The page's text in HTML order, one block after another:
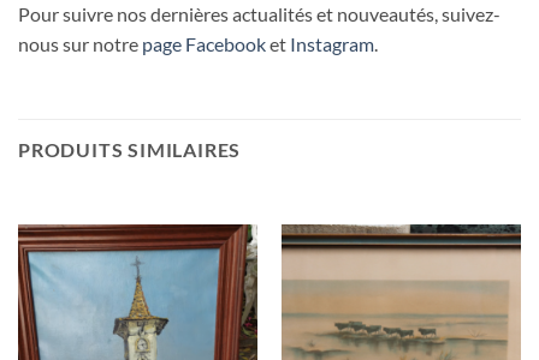
Pour suivre nos dernières actualités et nouveautés, suivez-
nous sur notre page Facebooket Instagram
PRODUITS SIMILAIRES